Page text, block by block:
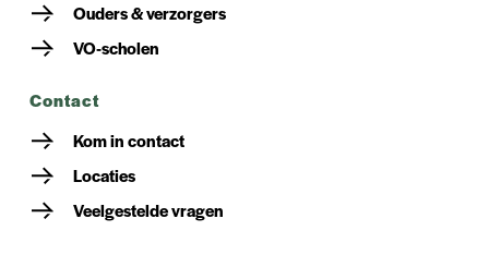
Ouders & verzorgers
VO-scholen
contact
Kom in contact
Locaties
Veelgestelde vragen